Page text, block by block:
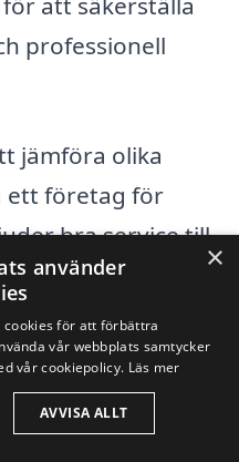
professionell
jämföra olika
ett företag för
bra service till
På xn--
gör vi det enkelt
städföretag i
kan få det bästa
din storstädning i
×
använder
cookies för att förbättra
vår webbplats samtycker
vår cookiepolicy. Läs mer
AVVISA ALLT